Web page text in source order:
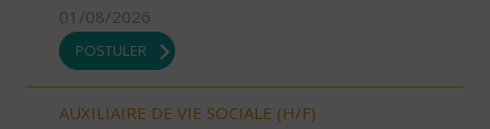
01/08/2026
POSTULER
AUXILIAIRE DE VIE SOCIALE (H/F)